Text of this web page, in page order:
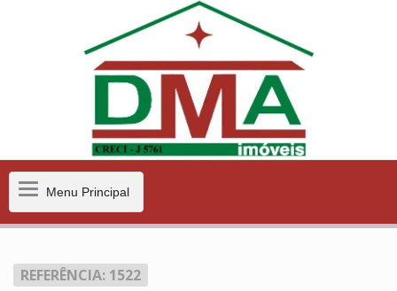
MenuMenu Principal
REFERÊNCIA: 1522